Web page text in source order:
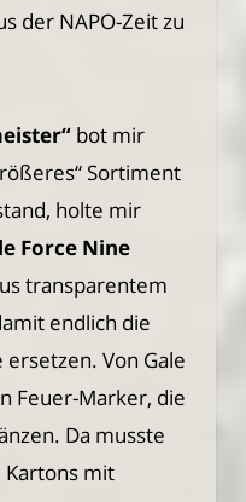
der NAPO-Zeit zu
bot mir
Sortiment
holte mir
Force Nine
transparentem
endlich die
Von Gale
Feuer-Marker, die
Da musste
Kartons mit